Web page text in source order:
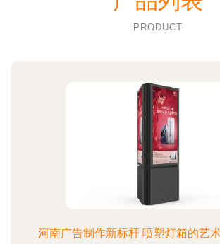
PRODUCT
河南广告制作新标杆 喷塑灯箱的艺